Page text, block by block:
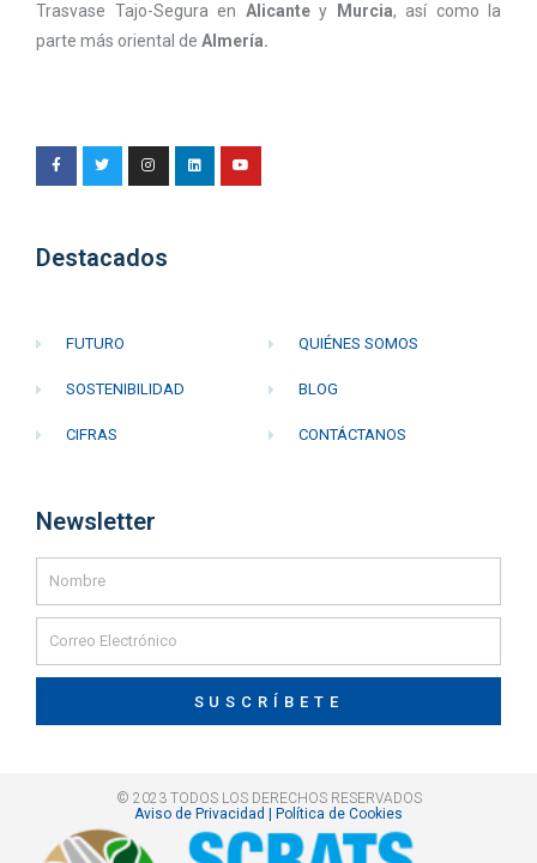
Trasvase Tajo-Segura en Alicante y Murcia, así como la
parte más oriental de Almería.
Destacados
FUTURO
SOSTENIBILIDAD
CIFRAS
QUIÉNES SOMOS
BLOG
CONTÁCTANOS
Newsletter
SUSCRÍBETE
© 2023 TODOS LOS DERECHOS RESERVADOS
Aviso de Privacidad | Política de Cookies